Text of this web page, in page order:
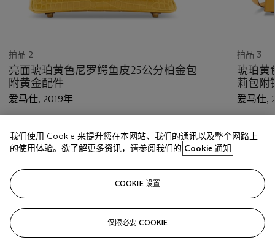
拍品 2
亮面琥珀黄色尼罗鳄鱼皮25公分柏金包
附黄金配件
爱马仕, 2019年
HKD 350,000 - HKD 450,000
巳结束
拍品 3
琥珀黄
莉包附
爱马仕,
HKD
巳结束
我们使用 Cookie 来提升您在本网站、我们的通讯以及整个网路上
的使用体验。欲了解更多资讯，请参阅我们的 Cookie 通知
COOKIE 设置
仅限必要 COOKIE